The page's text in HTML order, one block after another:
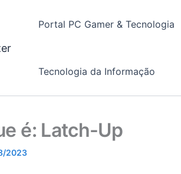
Portal PC Gamer & Tecnologia
Tecnologia da Informação
é: Latch-Up
2023